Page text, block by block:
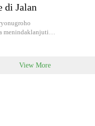
di Jalan
menindaklanjuti…
View More